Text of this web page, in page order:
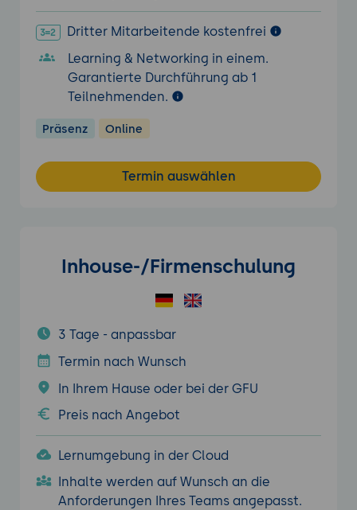
Dritter Mitarbeitende kostenfrei
Learning & Networking in einem.
Garantierte Durchführung ab 1
Teilnehmenden.
Präsenz Online
Termin auswählen
Inhouse-/Firmenschulung
3 Tage - anpassbar
Termin nach Wunsch
In Ihrem Hause oder bei der GFU
Preis nach Angebot
Lernumgebung in der Cloud
Inhalte werden auf Wunsch an die
Anforderungen Ihres Teams angepasst.